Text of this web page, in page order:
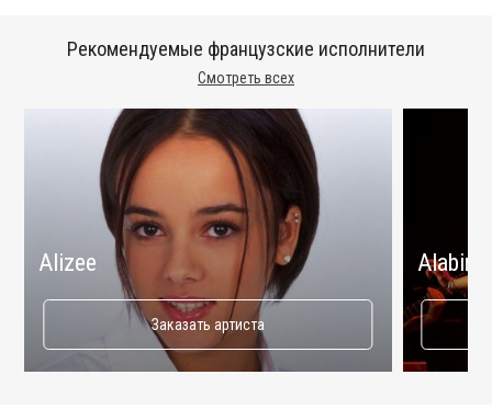
Смотреть всех
Рекомендуемые французские исполнители
Alizee
Заказать артиста
Alabina